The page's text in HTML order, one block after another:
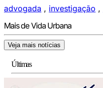
advogada , investigação ,
Mais de Vida Urbana
Veja mais notícias
Últimas